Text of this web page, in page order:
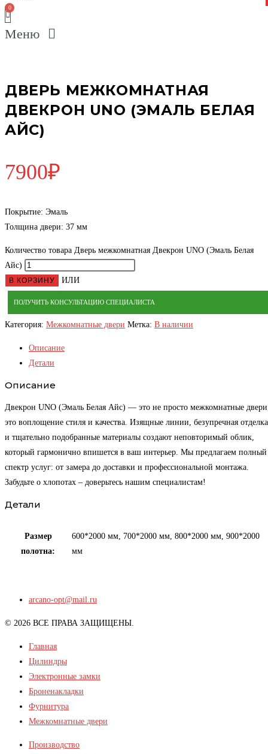
Меню
ДВЕРЬ МЕЖКОМНАТНАЯ
ДВЕКРОН UNO (ЭМАЛЬ БЕЛАЯ
АЙС)
7900₽
Покрытие: Эмаль
Толщина двери: 37 мм
Количество товара Дверь межкомнатная Двекрон UNO (Эмаль Белая
Айс)
В КОРЗИНУ ИЛИ
ПОЛУЧИТЬ КОНСУЛЬТАЦИЮ СПЕЦИАЛИСТА
Категория: Межкомнатные двери Метка: В наличии
Описание
Детали
Описание
Двекрон UNO (Эмаль Белая Айс) — это не просто межкомнатные
это воплощение стиля и качества. Изящные линии, безупречная отделка
и тщательно подобранные материалы создают неповторимый облик,
который гармонично впишется в ваш интерьер. Мы предлагаем полный
спектр услуг: от замера до доставки и профессиональной монтажа.
Забудьте о хлопотах – доверьтесь нашим специалистам!
Детали
Размер
полотна:
600*2000 мм, 700*2000 мм, 800*2000 мм, 900*2000
мм
arcano-opt@mail.ru
© 2026 ВСЕ ПРАВА ЗАЩИЩЕНЫ.
Главная
Цилиндры
Электронные замки
Броненакладки
Фурнитура
Межкомнатные двери
Производство